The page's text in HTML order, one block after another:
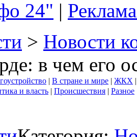
24" |
> Новости
в чем его
| В стране и мире | ЖКХ
и власть | Происшествия | Разное